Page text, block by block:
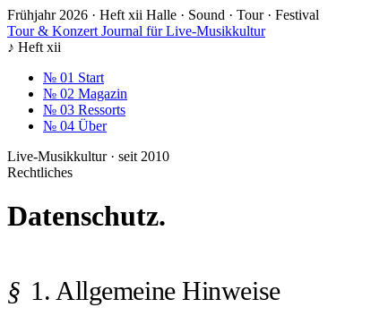
Frühjahr 2026 · Heft xii Halle · Sound · Tour · Festival
Tour & Konzert Journal für Live-Musikkultur
♪ Heft xii
№ 01 Start
№ 02 Magazin
№ 03 Ressorts
№ 04 Über
Live-Musikkultur · seit 2010
Rechtliches
Datenschutz.
1. Allgemeine Hinweise